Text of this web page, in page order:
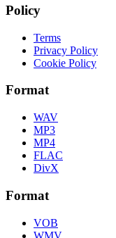
Policy
Terms
Privacy Policy
Cookie Policy
Format
WAV
MP3
MP4
FLAC
DivX
Format
VOB
WMV